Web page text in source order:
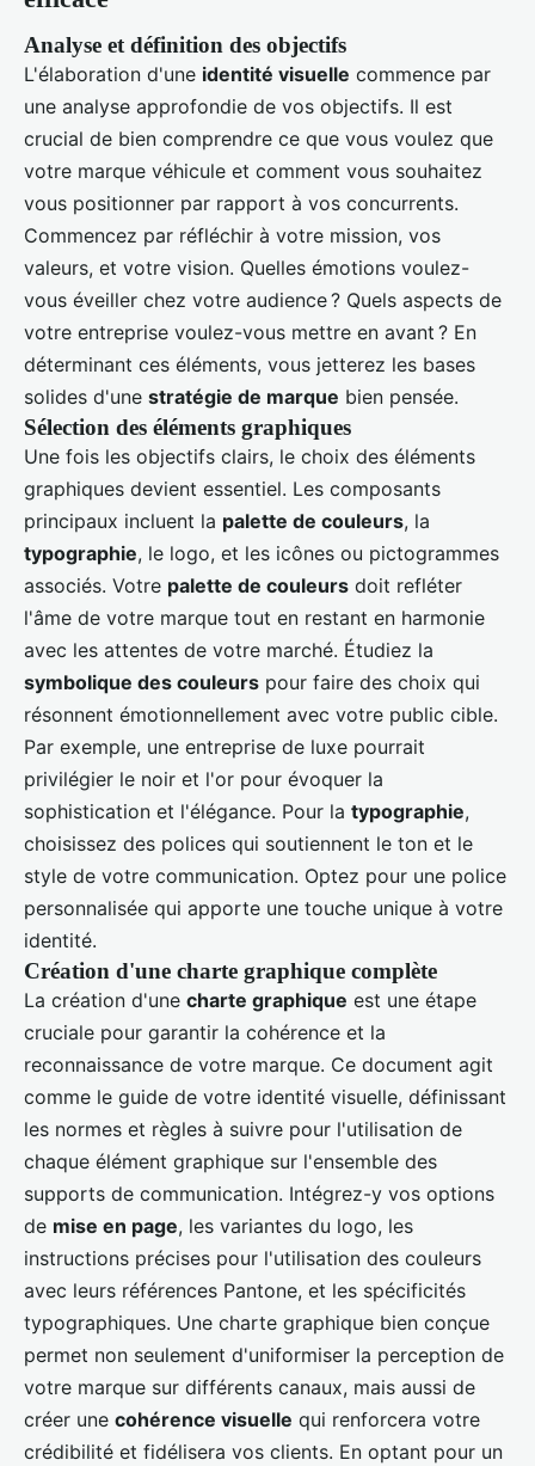
Analyse et définition des objectifs
L'élaboration d'une identité visuelle commence par
une analyse approfondie de vos objectifs. Il est
crucial de bien comprendre ce que vous voulez que
votre marque véhicule et comment vous souhaitez
vous positionner par rapport à vos concurrents.
Commencez par réfléchir à votre mission, vos
valeurs, et votre vision. Quelles émotions voulez-
vous éveiller chez votre audience ? Quels aspects de
votre entreprise voulez-vous mettre en avant ? En
déterminant ces éléments, vous jetterez les bases
solides d'une stratégie de marque bien pensée.
Sélection des éléments graphiques
Une fois les objectifs clairs, le choix des éléments
graphiques devient essentiel. Les composants
principaux incluent la palette de couleurs, la
typographie, le logo, et les icônes ou pictogrammes
associés. Votre palette de couleurs doit refléter
l'âme de votre marque tout en restant en harmonie
avec les attentes de votre marché. Étudiez la
symbolique des couleurs pour faire des choix qui
résonnent émotionnellement avec votre public cible.
Par exemple, une entreprise de luxe pourrait
privilégier le noir et l'or pour évoquer la
sophistication et l'élégance. Pour la typographie,
choisissez des polices qui soutiennent le ton et le
style de votre communication. Optez pour une police
personnalisée qui apporte une touche unique à votre
identité.
Création d'une charte graphique complète
La création d'une charte graphique est une étape
cruciale pour garantir la cohérence et la
reconnaissance de votre marque. Ce document agit
comme le guide de votre identité visuelle, définissant
les normes et règles à suivre pour l'utilisation de
chaque élément graphique sur l'ensemble des
supports de communication. Intégrez-y vos options
de mise en page, les variantes du logo, les
instructions précises pour l'utilisation des couleurs
avec leurs références Pantone, et les spécificités
typographiques. Une charte graphique bien conçue
permet non seulement d'uniformiser la perception de
votre marque sur différents canaux, mais aussi de
créer une cohérence visuelle qui renforcera votre
crédibilité et fidélisera vos clients. En optant pour un